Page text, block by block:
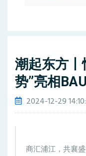
潮起东方丨
势”亮相
2024-12-29
商汇浦江，共襄